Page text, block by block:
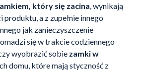
który się zacina, wynikają
produktu, a z zupełnie innego
jak zanieczyszczenie
się w trakcie codziennego
wyobrazić sobie zamki w
domu, które mają styczność z